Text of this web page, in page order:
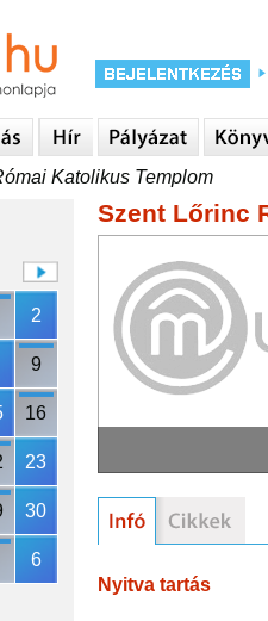
Katolikus Templom
2
9
16
23
30
6
Szent Lőrinc
Nyitva tartás